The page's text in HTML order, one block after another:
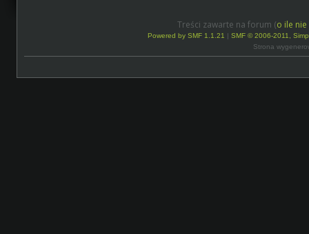
Treści zawarte na forum (o ile
Powered by SMF 1.1.21 | SMF © 2006-2011,
Strona